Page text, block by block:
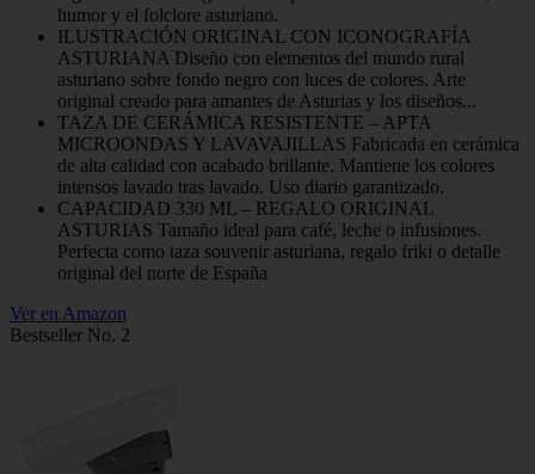
humor y el folclore asturiano.
ILUSTRACIÓN ORIGINAL CON ICONOGRAFÍA
ASTURIANA Diseño con elementos del mundo rural
asturiano sobre fondo negro con luces de colores. Arte
original creado para amantes de Asturias y los diseños...
TAZA DE CERÁMICA RESISTENTE – APTA
MICROONDAS Y LAVAVAJILLAS Fabricada en cerámica
de alta calidad con acabado brillante. Mantiene los colores
intensos lavado tras lavado. Uso diario garantizado.
CAPACIDAD 330 ML – REGALO ORIGINAL
ASTURIAS Tamaño ideal para café, leche o infusiones.
Perfecta como taza souvenir asturiana, regalo friki o detalle
original del norte de España
Ver en Amazon
Bestseller No. 2